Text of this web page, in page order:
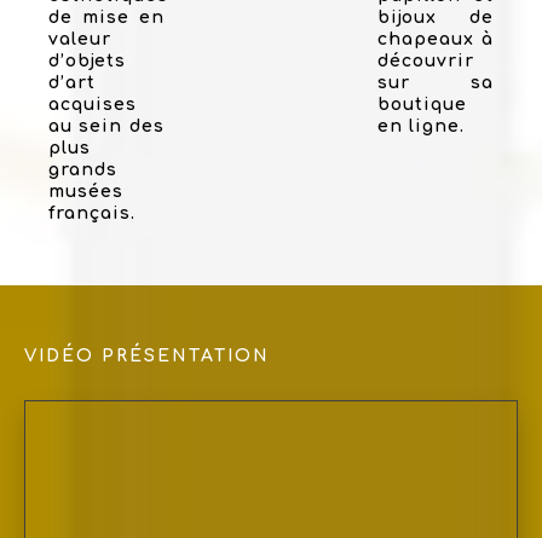
de mise en
valeur
d’objets
d’art
acquises
au sein des
plus
grands
musées
français.
bijoux de
chapeaux à
découvrir
sur sa
boutique
en ligne.
VIDÉO PRÉSENTATION